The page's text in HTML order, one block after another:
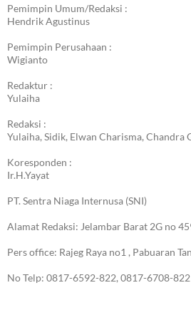
Pemimpin Umum/Redaksi :
Hendrik Agustinus
Pemimpin Perusahaan :
Wigianto
Redaktur :
Yulaiha
Redaksi :
Yulaiha, Sidik, Elwan Charisma, Chandra
Koresponden :
Ir.H.Yayat
PT. Sentra Niaga Internusa (SNI)
Alamat Redaksi: Jelambar Barat 2G no
Pers office: Rajeg Raya no1 , Pabuaran
No Telp: 0817-6592-822, 0817-6708-822